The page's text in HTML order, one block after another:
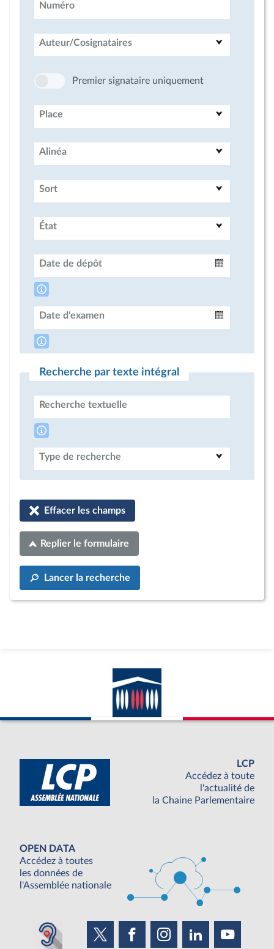
Numéro
Auteur/Cosignataires
Premier signataire uniquement
Place
Alinéa
Sort
État
Date de dépôt
Date d'examen
Recherche par texte intégral
Recherche textuelle
Type de recherche
Effacer les champs
Replier le formulaire
Lancer la recherche
LCP
Accédez à toute
l'actualité de
la Chaine Parlementaire
OPEN DATA
Accédez à toutes
les données de
l'Assemblée nationale